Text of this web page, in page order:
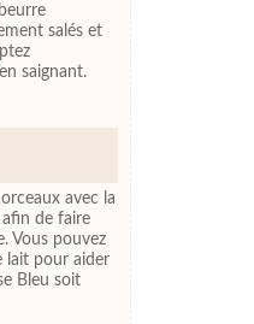
salés et
saignant.
avec la
de faire
Vous pouvez
lait pour aider
Bleu soit